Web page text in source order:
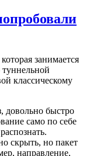
занимается
классическому
довольно быстро
само по себе
скрыть, но пакет
направление,